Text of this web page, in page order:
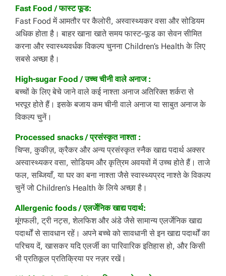
Fast Food / फास्ट फूड:
Fast Food में आमतौर पर कैलोरी, अस्वास्थ्यकर वसा और सोडियम
अधिक होता है। बाहर खाना खाते समय फास्ट-फूड का सेवन सीमित
करना और स्वास्थ्यवर्धक विकल्प चुनना Children’s Health के लिए
सबसे अच्छा है।
High-sugar Food / उच्च चीनी वाले अनाज :
बच्चों के लिए बेचे जाने वाले कई नाश्ता अनाज अतिरिक्त शर्करा से
भरपूर होते हैं। इसके बजाय कम चीनी वाले अनाज या साबुत अनाज के
विकल्प चुनें।
Processed snacks / प्रसंस्कृत नाश्ता :
चिप्स, कुकीज़, क्रैकर और अन्य प्रसंस्कृत स्नैक खाद्य पदार्थ अक्सर
अस्वास्थ्यकर वसा, सोडियम और कृत्रिम अवयवों में उच्च होते हैं। ताजे
फल, सब्जियाँ, या घर का बना नाश्ता जैसे स्वास्थ्यप्रद नाश्ते के विकल्प
चुनें जो Children’s Health के लिये अच्छा है।
Allergenic foods / एलर्जेनिक खाद्य पदार्थ:
मूंगफली, ट्री नट्स, शेलफिश और अंडे जैसे सामान्य एलर्जेनिक खाद्य
पदार्थों से सावधान रहें। अपने बच्चे को सावधानी से इन खाद्य पदार्थों का
परिचय दें, खासकर यदि एलर्जी का पारिवारिक इतिहास हो, और किसी
भी प्रतिकूल प्रतिक्रिया पर नज़र रखें।